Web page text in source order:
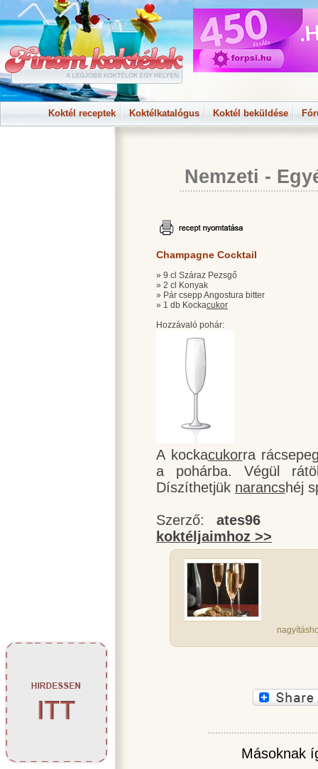
Koktél receptek Koktélkatalógus Koktél beküldése
Nemzeti -
Champagne Cocktail
» 9 cl Száraz Pezsgő
» 2 cl Konyak
» Pár csepp Angostura bitter
» 1 db Kockacukor
Hozzávaló pohár:
A kockacukorra
a pohárba. Végül
Díszíthetjük narancshéj
Szerző: ates96
koktéljaimhoz >>
Másoknak